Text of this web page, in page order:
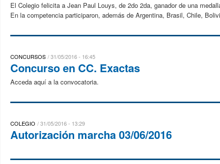
El Colegio felicita a Jean Paul Louys, de 2do 2da, ganador de una
En la competencia participaron, además de Argentina, Brasil, Chile,
CONCURSOS 31/05/2016 - 16:45
Concurso en CC. Exactas
Acceda aquí a la convocatoria.
COLEGIO 31/05/2016 - 13:29
Autorización marcha 03/06/2016